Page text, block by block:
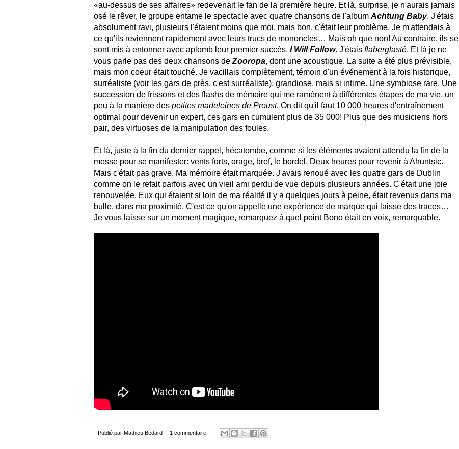
«au-dessus de ses affaires» redevenait le fan de la première heure. Et là, surprise, je n'aurais jamais
osé le rêver, le groupe entame le spectacle avec quatre chansons de l'album Achtung Baby. J'étais
absolument ravi, plusieurs l'étaient moins que moi, mais bon, c'était leur problème. Je m'attendais à
ce qu'ils reviennent rapidement avec leurs trucs de mononcles… Mais oh que non! Au contraire, ils se
sont mis à entonner avec aplomb leur premier succès, I Will Follow. J'étais flaberglasté. Et là je ne
vous parle pas des deux chansons de Zooropa, dont une acoustique. La suite a été plus prévisible,
mais mon coeur était touché. Je vacillais complètement, témoin d'un événement à la fois historique,
surréaliste (voir les gars de près, c'est surréaliste), grandiose, mais si intime. Une symbiose rare. Une
succession de frissons et des flashs de mémoire qui me ramènent à différentes étapes de ma vie, un
peu à la manière des petites madeleines de Proust. On dit qu'il faut 10 000 heures d'entraînement
optimal pour devenir un expert, ces gars en cumulent plus de 35 000! Plus que des musiciens hors
pair, des virtuoses de la manipulation des foules.
Et là, juste à la fin du dernier rappel, hécatombe, comme si les éléments avaient attendu la fin de la
messe pour se manifester: vents forts, orage, bref, le bordel. Deux heures pour revenir à Ahuntsic.
Mais c'était pas grave. Ma mémoire était marquée. J'avais renoué avec les quatre gars de Dublin
comme on le refait parfois avec un vieil ami perdu de vue depuis plusieurs années. C'était une joie
renouvelée. Eux qui étaient si loin de ma réalité il y a quelques jours à peine, était revenus dans ma
bulle, dans ma proximité. C'est ce qu'on appelle une expérience de marque qui laisse des traces…
Je vous laisse sur un moment magique, remarquez à quel point Bono était en voix, remarquable.
Publié par Mathieu Bédard 1 commentaire: